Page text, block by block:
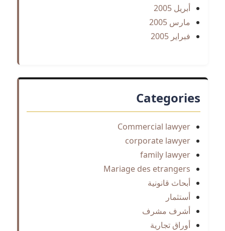
أبريل 2005
مارس 2005
فبراير 2005
Categories
Commercial lawyer
corporate lawyer
family lawyer
Mariage des etrangers
أبحاث قانونية
أستثمار
أشرف مشرف
أوراق تجارية